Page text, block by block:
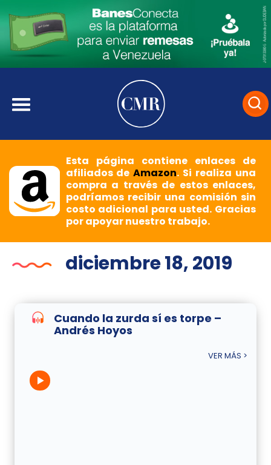
Esta página contiene enlaces de
afiliados deAmazon. Si realiza una
compra a través de estos enlaces,
podríamos recibir una comisión sin
costo adicional para usted. Gracias
por apoyar nuestro trabajo.
diciembre 18, 2019
Cuando la zurda sí es torpe –
Andrés Hoyos
VER MÁS >